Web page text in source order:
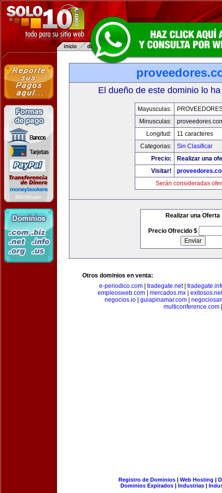
El dueño de este dominio lo
Mayusculas:
Minusculas:
Longitud:
11 caracteres
Categorias:
Sin Clasificar
Precio:
Realizar una
Visitar!
Serán consideradas
Realizar una Oferta
Precio Ofrecido $
Otros dominios en venta:
e-periodico.com
tradegate.net|
empleosweb.com| mercados.mx| exitosos.net
negocios.io
guiapinamar.com
multiconference.com|
Registro de Dominios| Web Hosting |
Dominios Expirados | Industrias |